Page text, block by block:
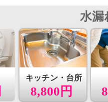
8,800円
キッチン・台所
水漏